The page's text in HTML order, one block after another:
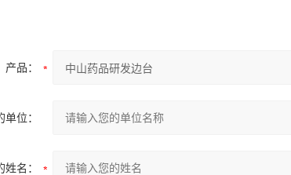
产品：
单位：
姓名：